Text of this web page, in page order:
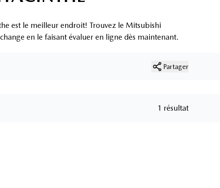
est le meilleur endroit! Trouvez le Mitsubishi
en le faisant évaluer en ligne dès maintenant.
Partager
1 résultat